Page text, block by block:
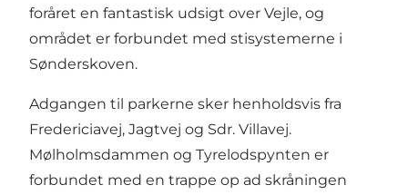
foråret en fantastisk udsigt over Vejle, og
området er forbundet med stisystemerne i
Sønderskoven.
Adgangen til parkerne sker henholdsvis fra
Fredericiavej, Jagtvej og Sdr. Villavej.
Mølholmsdammen og Tyrelodspynten er
forbundet med en trappe op ad skråningen